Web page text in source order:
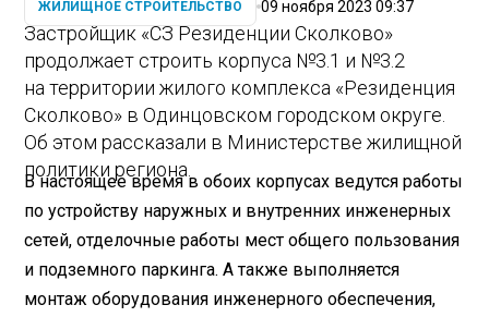
ЖИЛИЩНОЕ СТРОИТЕЛЬСТВО 09 ноября 2023 09:37
Застройщик «СЗ Резиденции Сколково»
продолжает строить корпуса №3.1 и №3.2
на территории жилого комплекса «Резиденция
Сколково» в Одинцовском городском округе.
Об этом рассказали в Министерстве жилищной
политики региона.
В настоящее время в обоих корпусах ведутся работы
по устройству наружных и внутренних инженерных
сетей, отделочные работы мест общего пользования
и подземного паркинга. А также выполняется
монтаж оборудования инженерного обеспечения,